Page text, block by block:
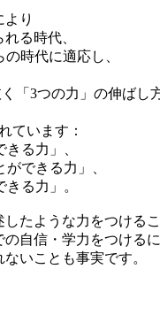
り
る時代、
時代に適応し、
3つの力」の伸ばし
ています：
る力」、
できる力」、
る力」。
たような力をつける
自信・学力をつけるに
いことも事実です。